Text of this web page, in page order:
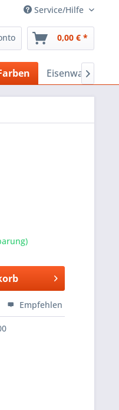
Service/Hilfe
0,00 € *
Eisenwaren

Empfehlen